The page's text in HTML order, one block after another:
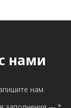
нами
нам.